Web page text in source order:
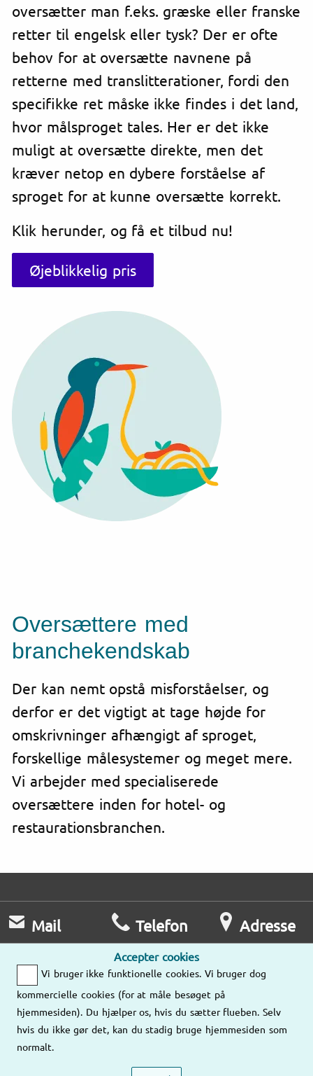
oversætter man f.eks. græske eller franske
retter til engelsk eller tysk? Der er ofte
behov for at oversætte navnene på
retterne med translitterationer, fordi den
specifikke ret måske ikke findes i det land,
hvor målsproget tales. Her er det ikke
muligt at oversætte direkte, men det
kræver netop en dybere forståelse af
sproget for at kunne oversætte korrekt.
Klik herunder, og få et tilbud nu!
Øjeblikkelig pris
Oversættere med
branchekendskab
Der kan nemt opstå misforståelser, og
derfor er det vigtigt at tage højde for
omskrivninger afhængigt af sproget,
forskellige målesystemer og meget mere.
Vi arbejder med specialiserede
oversættere inden for hotel- og
restaurationsbranchen.
Accepter cookies
Vi bruger ikke funktionelle cookies. Vi bruger dog
kommercielle cookies (for at måle besøget på
hjemmesiden). Du hjælper os, hvis du sætter flueben. Selv
hvis du ikke gør det, kan du stadig bruge hjemmesiden som
normalt.
Mail
e-mail,
så kontakter vi
jer!
Send os en
Telefon
Man-fre
8:00-17:00
78 77 50 37
Adresse
Lokationer